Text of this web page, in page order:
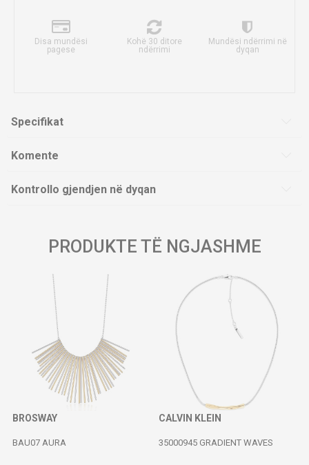
Disa mundësi
pagese
Kohë 30 ditore
ndërrimi
Mundësi ndërrimi në
dyqan
Specifikat
Komente
Kontrollo gjendjen në dyqan
PRODUKTE TË NGJASHME
BROSWAY
BAU07 AURA
CALVIN KLEIN
35000945 GRADIENT WAVES